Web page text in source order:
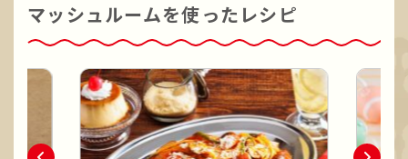
マッシュルームを使ったレシピ